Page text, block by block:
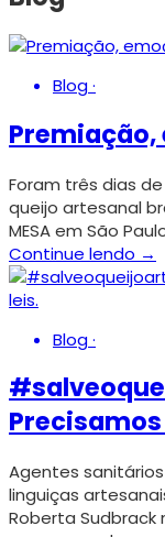
Blog·
Foram três dias
queijo artesanal
MESA em São
Continue lendo →
Blog·
Agentes
linguiças
Roberta Sudbrack